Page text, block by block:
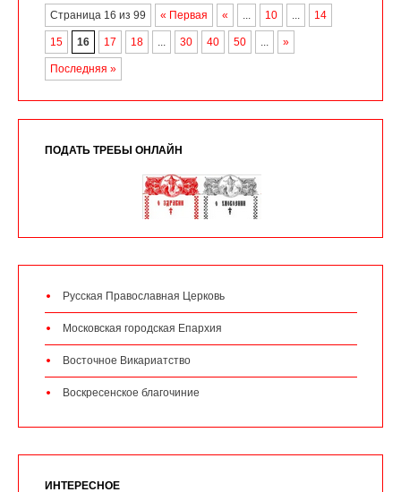
Страница 16 из 99 « Первая « ... 10 ... 14
15 16 17 18 ... 30 40 50 ... »
Последняя »
ПОДАТЬ ТРЕБЫ ОНЛАЙН
Русская Православная Церковь
Московская городская Епархия
Восточное Викариатство
Воскресенское благочиние
ИНТЕРЕСНОЕ